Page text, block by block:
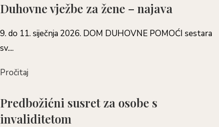
Duhovne vježbe za žene – najava
9. do 11. siječnja 2026. DOM DUHOVNE POMOĆI sestara
sv....
Pročitaj
Predbožićni susret za osobe s
invaliditetom